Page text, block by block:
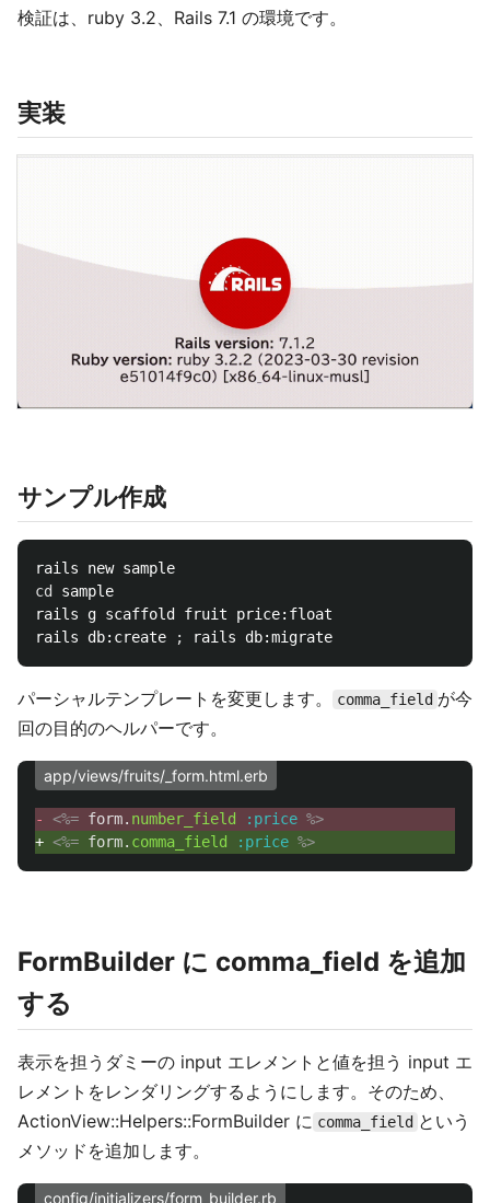
検証は、ruby 3.2、Rails 7.1 の環境です。
実装
サンプル作成
cd sample
rails g scaffold fruit price:float
rails db:create
;
パーシャルテンプレートを変更します。 comma_field が今
回の目的のヘルパーです。
app/views/fruits/_form.html.erb
- <%= form. number_field :price %>
+ <%= form. comma_field :price %>
FormBuilder に comma_field を追加
する
表示を担うダミーの input エレメントと値を担う input エ
レメントをレンダリングするようにします。そのため、
ActionView::Helpers::FormBuilder に comma_field という
メソッドを追加します。
config/initializers/form_builder.rb